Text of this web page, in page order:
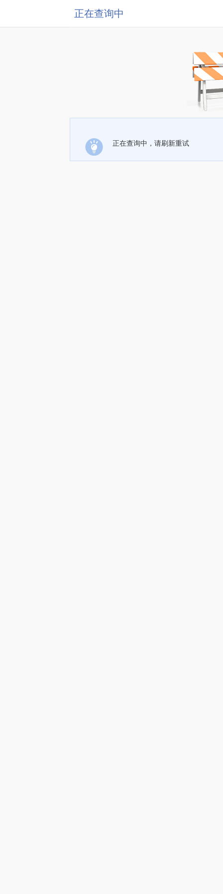
正在查询中
正在查询中，请刷新重试